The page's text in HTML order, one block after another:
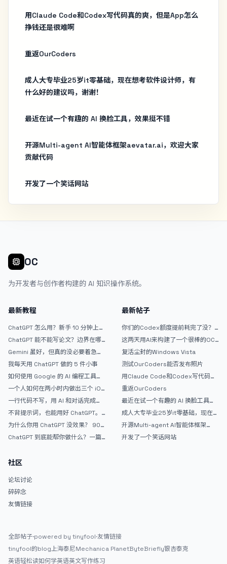
用Claude Code和Codex写代码真的爽，但是App怎么
挣钱还是很难啊
重返OurCoders
成人大专毕业25岁it零基础，现在想考软件设计师，有
什么好的建议吗，谢谢！
最近在试一个有趣的 AI 换脸工具，效果挺不错
开源Multi-agent AI智能体框架aevatar.ai，欢迎大家
贡献代码
开发了一个笑话网站
OC
为开发者与创作者构建的 AI 知识操作系统。
最新教程
ChatGPT 怎么用？新手 10 分钟上手
ChatGPT 能不能写论文？边界在哪
Gemini 虽好，但真的没必要着急放
弃 ChatGPT
我每天用 ChatGPT 做的 5 件小事
如何使用 Google 的 AI 编程工具
AntiGravity：独立开发者的新时代
武器
一个人如何在两小时内做出三个 iOS
APP？｜AntiGravity + Gemini 3 实
战完整记录
一行代码不写，用 AI 和对话完成一
个完整网站：《图书天堂》实战记录
不背提示词，也能用好 ChatGPT。
一个万能提问模板
为什么你用 ChatGPT 没效果？ 90%
的人第一步就问错了
ChatGPT 到底能帮你做什么？一篇
最新帖子
你们的Codex额度提前耗完了没？
戒断反应如何？
这两天用AI来构建了一个很棒的OC
论坛精华区
复活尘封的Windows Vista
测试OurCoders能否发布照片
用Claude Code和Codex写代码真
的爽，但是App怎么挣钱还是很难啊
重返OurCoders
最近在试一个有趣的 AI 换脸工具，
效果挺不错
成人大专毕业25岁it零基础，现在想
考软件设计师，有什么好的建议吗，
谢谢！
开源Multi-agent AI智能体框架
aevatar.ai，欢迎大家贡献代码
开发了一个笑话网站
社区
论坛讨论
碎碎念
友情链接
全部帖子·powered by tinyfool·友情链接
tinyfool的blog上海泰尼Mechanica PlanetByteBriefly银杏泰克
英语轻松读如何学英语英文写作练习